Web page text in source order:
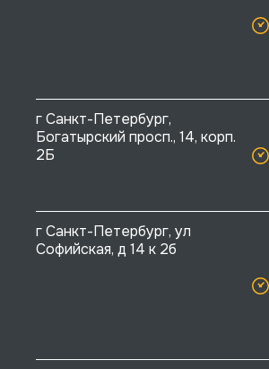
г Санкт-Петербург,
Богатырский просп., 14, корп.
2Б
г Санкт-Петербург, ул
Софийская, д 14 к 2б